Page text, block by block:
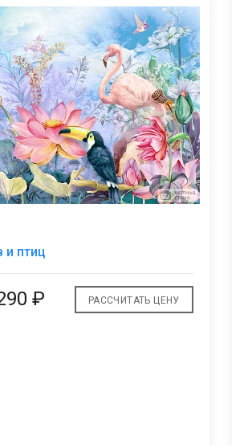
и птиц
₽ РАССЧИТАТЬ ЦЕНУ